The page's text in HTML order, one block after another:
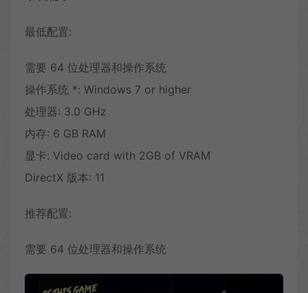
最低配置:
需要 64 位处理器和操作系统
操作系统 *: Windows 7 or higher
处理器: 3.0 GHz
内存: 6 GB RAM
显卡: Video card with 2GB of VRAM
DirectX 版本: 11
推荐配置:
需要 64 位处理器和操作系统